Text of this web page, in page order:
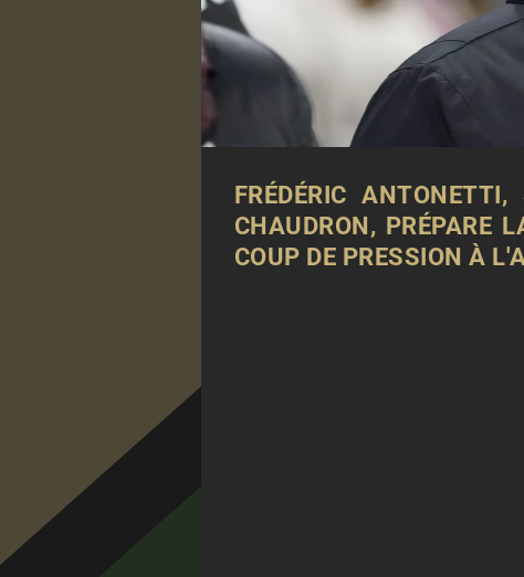
FRÉDÉRIC
CHAUDRON, PRÉPARE
COUP DE PRESSION À